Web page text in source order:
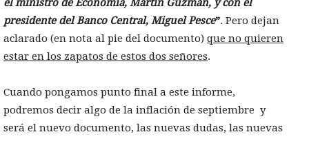
el ministro de Economía, Martín Guzmán, y con el
presidente del Banco Central, Miguel Pesce”. Pero dejan
aclarado (en nota al pie del documento) que no quieren
estar en los zapatos de estos dos señores.
Cuando pongamos punto final a este informe,
podremos decir algo de la inflación de septiembre y
será el nuevo documento, las nuevas dudas, las nuevas